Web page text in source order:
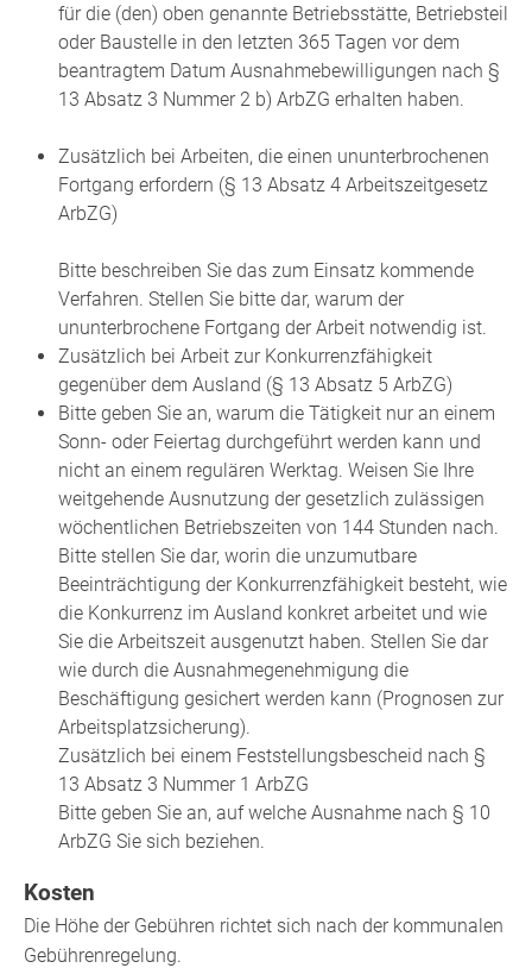
für die (den) oben genannte Betriebsstätte, Betriebsteil
oder Baustelle in den letzten 365 Tagen vor dem
beantragtem Datum Ausnahmebewilligungen nach §
13 Absatz 3 Nummer 2 b) ArbZG erhalten haben.
Zusätzlich bei Arbeiten, die einen ununterbrochenen
Fortgang erfordern (§ 13 Absatz 4 Arbeitszeitgesetz
ArbZG)
Bitte beschreiben Sie das zum Einsatz kommende
Verfahren. Stellen Sie bitte dar, warum der
ununterbrochene Fortgang der Arbeit notwendig ist.
Zusätzlich bei Arbeit zur Konkurrenzfähigkeit
gegenüber dem Ausland (§ 13 Absatz5 ArbZG)
Bitte geben Sie an, warum die Tätigkeit nur an einem
Sonn- oder Feiertag durchgeführt werden kann und
nicht an einem regulären Werktag. Weisen Sie Ihre
weitgehende Ausnutzung der gesetzlich zulässigen
wöchentlichen Betriebszeiten von 144 Stunden nach.
Bitte stellen Sie dar, worin die unzumutbare
Beeinträchtigung der Konkurrenzfähigkeit besteht, wie
die Konkurrenz im Ausland konkret arbeitet und wie
Sie die Arbeitszeit ausgenutzt haben. Stellen Sie dar
wie durch die Ausnahmegenehmigung die
Beschäftigung gesichert werden kann (Prognosen zur
Arbeitsplatzsicherung).
Zusätzlich bei einem Feststellungsbescheid nach §
13 Absatz 3 Nummer 1 ArbZG
Bitte geben Sie an, auf welche Ausnahme nach § 10
ArbZG Sie sich beziehen.
Kosten
Die Höhe der Gebühren richtet sich nach der kommunalen
Gebührenregelung.